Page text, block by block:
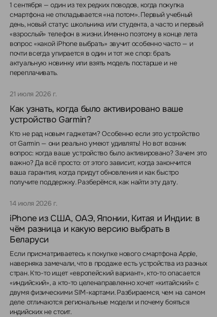
1 сентября — один из тех редких поводов, когда покупка
смартфона не откладывается «на потом». Первый учебный
день, новый статус школьника или студента, а часто и первый
«взрослый» телефон в жизни. Именно поэтому в конце лета
вопрос «какой iPhone выбрать» звучит особенно часто — и
почти всегда упирается в один и тот же спор: брать
актуальную новинку или взять модель постарше и не
переплачивать.
21 июля 2026 г.
Как узнать, когда было активировано ваше
устройство Garmin?
Кто не рад новым гаджетам? Особенно если это устройство
от Garmin — они реально умеют удивлять! Но вот возник
вопрос: когда ваше устройство было активировано? Зачем это
важно? Да всё просто: от этого зависит, когда закончится
ваша гарантия, когда придут обновления и как быстро
получите поддержку. Разберёмся, как найти эту дату.
14 июля 2026 г.
iPhone из США, ОАЭ, Японии, Китая и Индии: в
чём разница и какую версию выбрать в
Беларуси
Если присматриваетесь к покупке нового смартфона Apple,
наверняка замечали, что в продаже есть устройства из разных
стран. Кто-то ищет «европейский вариант», кто-то опасается
«индийский», а кто-то целенаправленно хочет «китайский» с
двумя физическими SIM-картами. Разбираемся, чем на самом
деле отличаются региональные модели и почему бояться
индийских не стоит.